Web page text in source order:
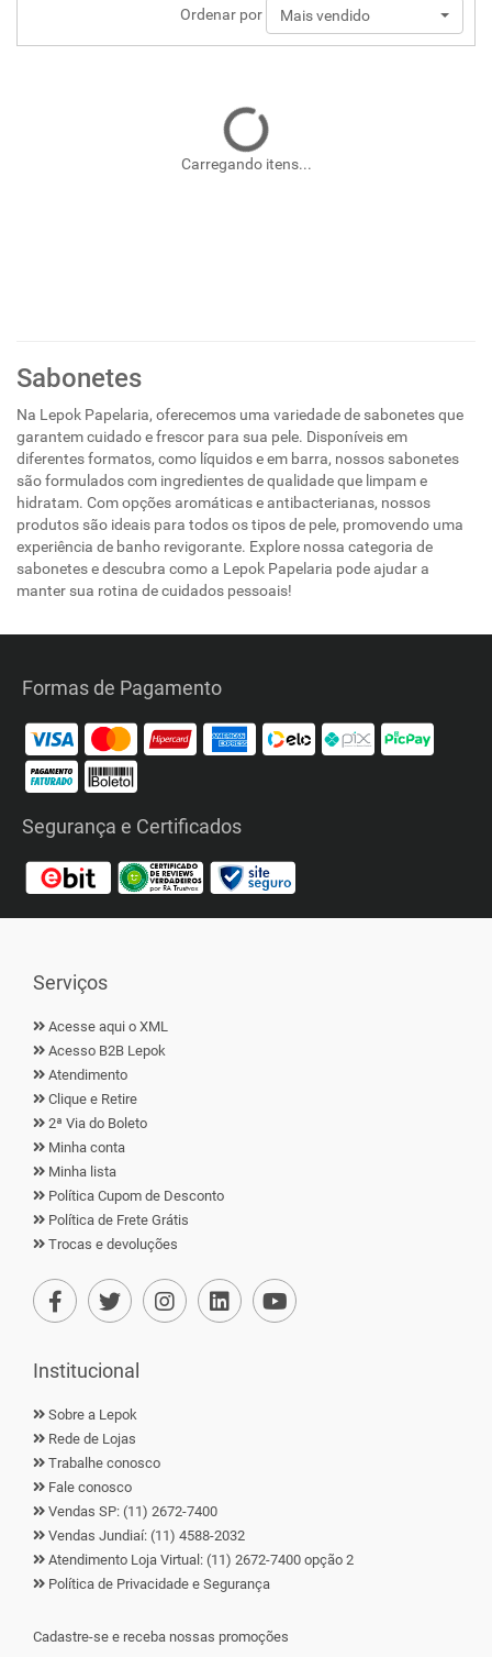
Ordenar por Mais vendido
Carregando itens...
Sabonetes
Na Lepok Papelaria, oferecemos uma variedade de sabonetes que
garantem cuidado e frescor para sua pele. Disponíveis em
diferentes formatos, como líquidos e em barra, nossos sabonetes
são formulados com ingredientes de qualidade que limpam e
hidratam. Com opções aromáticas e antibacterianas, nossos
produtos são ideais para todos os tipos de pele, promovendo uma
experiência de banho revigorante. Explore nossa categoria de
sabonetes e descubra como a Lepok Papelaria pode ajudar a
manter sua rotina de cuidados pessoais!
Formas de Pagamento
Segurança e Certificados
Serviços
Acesse aqui o XML
Acesso B2B Lepok
Atendimento
Clique e Retire
2ª Via do Boleto
Minha conta
Minha lista
Política Cupom de Desconto
Política de Frete Grátis
Trocas e devoluções
Institucional
Sobre a Lepok
Rede de Lojas
Trabalhe conosco
Fale conosco
Vendas SP: (11) 2672-7400
Vendas Jundiaí: (11) 4588-2032
Atendimento Loja Virtual: (11) 2672-7400 opção 2
Política de Privacidade e Segurança
Cadastre-se e receba nossas promoções